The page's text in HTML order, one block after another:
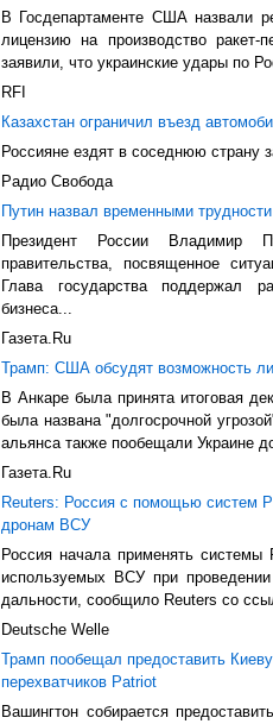
В Госдепартаменте США назвали
лицензию на производство ракет-
заявили, что украинские удары по
RFI
Казахстан ограничил въезд
Россияне ездят в соседнюю страну
Радио Свобода
Путин назвал временными
Президент России Владимир
правительства, посвященное
Глава государства поддержал
бизнеса...
Газета.Ru
Трамп: США обсудят возможность
В Анкаре была принята итоговая
была названа "долгосрочной
альянса также пообещали Украине
Газета.Ru
Reuters: Россия с помощью систем
дронам ВСУ
Россия начала применять
используемых ВСУ при
дальности, сообщило Reuters со
Deutsche Welle
Трамп пообещал предоставить
перехватчиков Patriot
Вашингтон собирается